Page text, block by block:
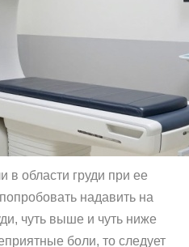
в области груди при ее
надавить на
чуть выше и чуть ниже
боли, то следует